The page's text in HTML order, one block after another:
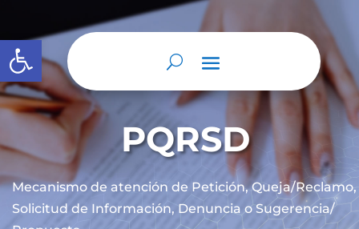
Abrir barra de herramientas
PQRSD
Mecanismo de atención de Petición, Queja/Reclamo,
Solicitud de Información, Denuncia o Sugerencia/